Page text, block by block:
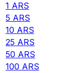
1 ARS
5 ARS
10 ARS
25 ARS
50 ARS
100 ARS